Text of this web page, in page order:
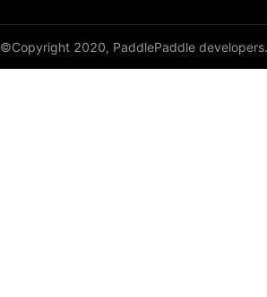
©Copyright 2020, PaddlePaddle developers.